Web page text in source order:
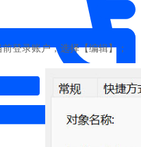
登录账户，选择【编辑】；